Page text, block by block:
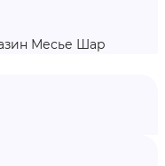
Месье Шар